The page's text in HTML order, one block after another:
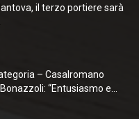
il terzo portiere sarà
– Casalromano
“Entusiasmo e...